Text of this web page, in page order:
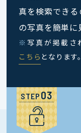
真を検索でき
の写真を簡単に
※ 写真が掲載さ
こちら となります。
STEP